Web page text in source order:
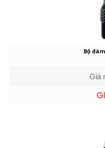
Bộ
Giá